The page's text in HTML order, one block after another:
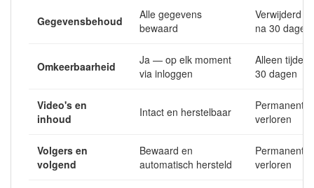
Gegevensbehoud
Alle gegevens
bewaard
Verwijderd
na 30 dagen
Omkeerbaarheid
Ja — op elk moment
via inloggen
Alleen tijdens
30 dagen
Video's en
inhoud
Intact en herstelbaar
Permanent
verloren
Volgers en
volgend
Bewaard en
automatisch hersteld
Permanent
verloren